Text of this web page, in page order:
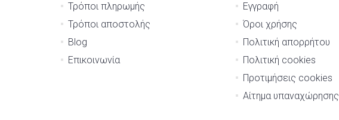
Τρόποι πληρωμής
Τρόποι αποστολής
Blog
Επικοινωνία
Εγγραφή
Όροι χρήσης
Πολιτική απορρήτου
Πολιτική cookies
Προτιμήσεις cookies
Αίτημα υπαναχώρησης